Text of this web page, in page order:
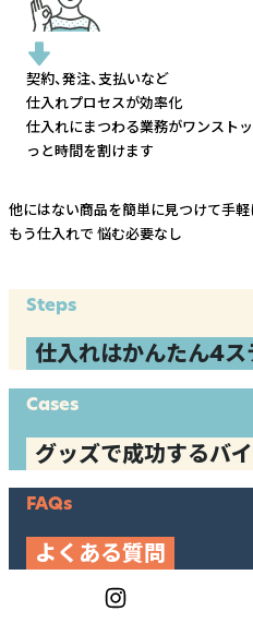
契約、発注、支払いなど
仕入れプロセスが効率化
仕入れにまつわる業務がワンストッ
っと時間を割けます
他にはない商品を簡単に見つけて手軽
もう仕入れで 悩む必要なし
Steps
仕入れはかんたん4ス
Cases
グッズで成功するバ
FAQs
よくある質問